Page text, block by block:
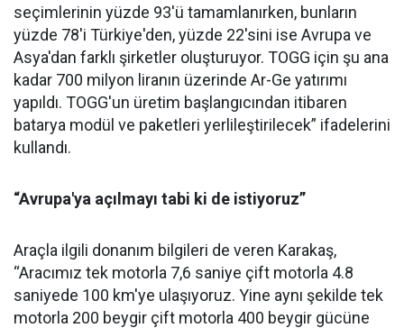
seçimlerinin yüzde 93'ü tamamlanırken, bunların
yüzde 78'i Türkiye'den, yüzde 22'sini ise Avrupa ve
Asya'dan farklı şirketler oluşturuyor. TOGG için şu ana
kadar 700 milyon liranın üzerinde Ar-Ge yatırımı
yapıldı. TOGG'un üretim başlangıcından itibaren
batarya modül ve paketleri yerlileştirilecek” ifadelerini
kullandı.
“Avrupa'ya açılmayı tabi ki de istiyoruz”
Araçla ilgili donanım bilgileri de veren Karakaş,
“Aracımız tek motorla 7,6 saniye çift motorla 4.8
saniyede 100 km'ye ulaşıyoruz. Yine aynı şekilde tek
motorla 200 beygir çift motorla 400 beygir gücüne